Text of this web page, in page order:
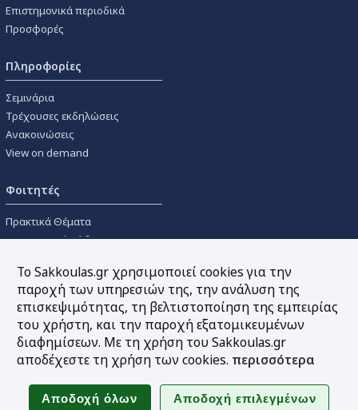
Επιστημονικά περιοδικά
Προσφορές
Πληροφορίες
Σεμινάρια
Τρέχουσες εκδηλώσεις
Ανακοινώσεις
View on demand
Φοιτητές
Πρακτικά Θέματα
Οικονομικοί Κώδικες
Συγγραμμάτων
Εργαλεία
Online υπολογισμός τόκων
Υπηρεσία Ηλεκτρονικής
Sitemap
Το Sakkoulas.gr χρησιμοποιεί cookies για την
παροχή των υπηρεσιών της, την ανάλυση της
επισκεψιμότητας, τη βελτιστοποίηση της εμπειρίας
του χρήστη, και την παροχή εξατομικευμένων
διαφημίσεων. Με τη χρήση του Sakkoulas.gr
αποδέχεστε τη χρήση των cookies. περισσότερα